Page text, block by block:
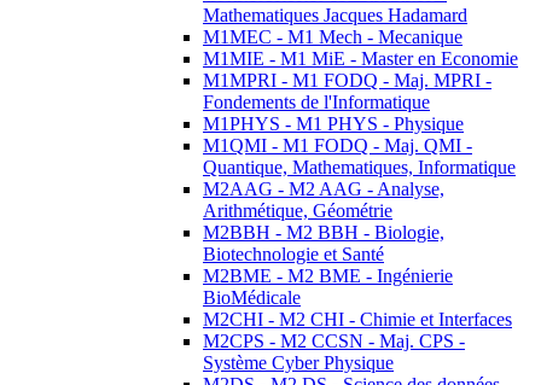
Mathematiques Jacques Hadamard
M1MEC - M1 Mech - Mecanique
M1MIE - M1 MiE - Master en Economie
M1MPRI - M1 FODQ - Maj. MPRI -
Fondements de l'Informatique
M1PHYS - M1 PHYS - Physique
M1QMI - M1 FODQ - Maj. QMI -
Quantique, Mathematiques, Informatique
M2AAG - M2 AAG - Analyse,
Arithmétique, Géométrie
M2BBH - M2 BBH - Biologie,
Biotechnologie et Santé
M2BME - M2 BME - Ingénierie
BioMédicale
M2CHI - M2 CHI - Chimie et Interfaces
M2CPS - M2 CCSN - Maj. CPS -
Système Cyber Physique